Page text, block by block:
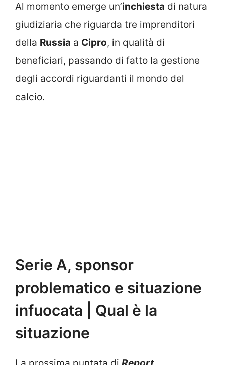
Al momento emerge un’inchiesta di natura
giudiziaria che riguarda tre imprenditori
della Russia a Cipro, in qualità di
beneficiari, passando di fatto la gestione
degli accordi riguardanti il mondo del
calcio.
Serie A, sponsor
problematico e situazione
infuocata | Qual è la
situazione